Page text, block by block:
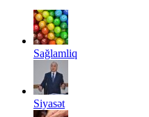
Sağlamliq
Siyasət